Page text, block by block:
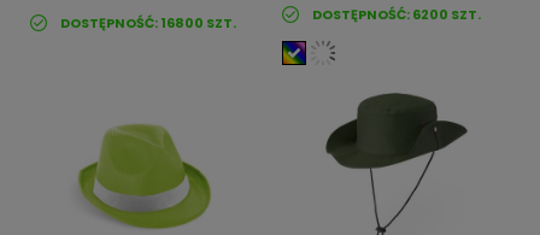
DOSTĘPNOŚĆ:16800 SZT. DOSTĘPNOŚĆ:6200 SZT.